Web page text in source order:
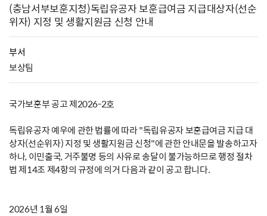
(충남서부보훈지청)독립유공자 보훈급여금 지급대상자(선순
위자) 지정 및 생활지원금 신청 안내
부서
보상팀
국가보훈부 공고 제2026-2호
독립유공자 예우에 관한 법률에 따라 "독립유공자 보훈급여금 지급 대
상자(선순위자) 지정 및 생활지원금 신청"에 관한 안내문을 발송하고자
하나, 이민출국, 거주불명 등의 사유로 송달이 불가능하므로 행정 절차
법 제14조 제4항의 규정에 의거 다음과 같이 공고 합니다.
2026년 1월 6일